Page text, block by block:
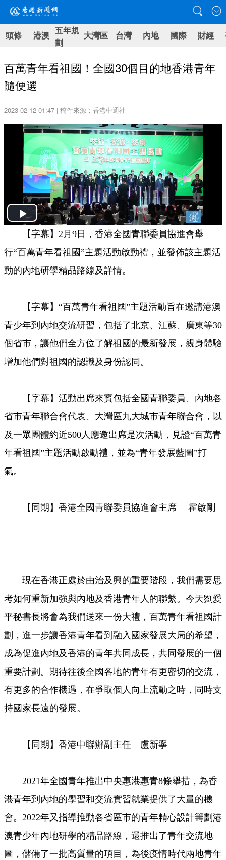
頭條 港澳 五年規
劃
大灣區 台灣 內地 國際 財經
百萬青年看祖國！全國30個目的地香港青年
隨便選
2023-02-12 01:47 | 稿件來源：香港中通社
Play
Video
【字幕】2月9日，香港全國青聯委員協進會舉
行“百萬青年看祖國”主題活動啟動禮，並發佈該主題活
動的內地研學精品路線及詳情。
【字幕】“百萬青年看祖國”主題活動旨在邀請港澳
青少年到內地交流研習，包括了北京、江蘇、廣東等30
個省市，讓他們全方位了解祖國的最新發展，親身體驗
增加他們對祖國的認識及身份認同。
【字幕】活動出席來賓包括全國青聯委員、內地各
省市青年聯合會代表、大灣區九大城市青年聯合會，以
及一眾團體約近500人應邀出席是次活動，見證“百萬青
年看祖國”主題活動啟動禮，並為“青年發展藍圖”打
氣。
【同期】香港全國青聯委員協進會主席 霍啟剛
現在香港正處於由治及興的重要階段，我們需要思
考如何重新加強與內地及香港青年人的聯繫。今天劉愛
平秘書長將會為我們送來一份大禮，百萬青年看祖國計
劃，進一步讓香港青年看到融入國家發展大局的希望，
成為促進內地及香港的青年共同成長，共同發展的一個
重要計劃。期待往後全國各地的青年有更密切的交流，
有更多的合作機遇，在爭取個人向上流動之時，同時支
持國家長遠的發展。
【同期】香港中聯辦副主任 盧新寧
2021年全國青年推出中央惠港惠青8條舉措，為香
港青年到內地的學習和交流實習就業提供了大量的機
會。2022年又指導推動各省區市的青年精心設計籌劃港
澳青少年內地研學的精品路線，還推出了青年交流地
圖，儲備了一批高質量的項目，為後疫情時代兩地青年